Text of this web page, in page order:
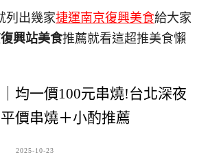
列出幾家捷運南京復興美食給大家
興站美食推薦就看這超推美食懶
均一價100元串燒!台北深夜
價串燒＋小酌推薦
2025-10-23